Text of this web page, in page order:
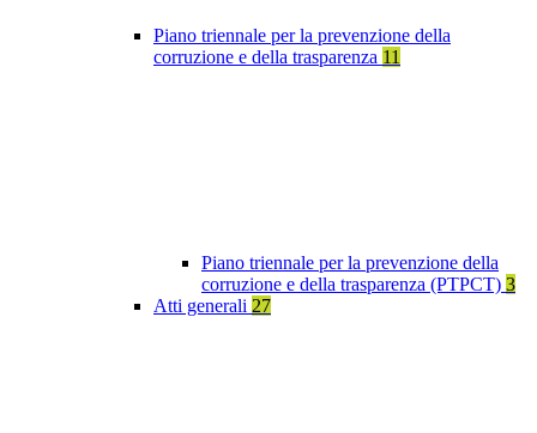
Piano triennale per la prevenzione della
corruzione e della trasparenza 11
Piano triennale per la prevenzione della
corruzione e della trasparenza (PTPCT) 3
Atti generali 27